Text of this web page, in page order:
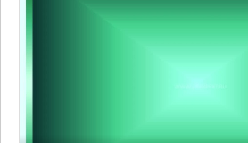
Правила получения заказов
Магазин